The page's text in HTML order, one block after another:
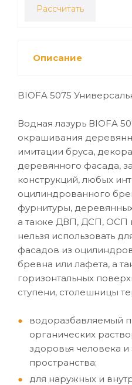
Рассчитать
Описание
BIOFA 5075
Водная лазурь ВIOFA
окрашивания
имитации бруса,
деревянного фасада,
конструкций, любых
оцилиндрованного
фурнитуры,
а также ДВП, ДСП, ОСП
нельзя использовать
фасадов из
бревна или лафета, а
горизонтальных
ступени, столешницы
водоразбавляемый
органических
здоровья человека
пространства;
для наружных и